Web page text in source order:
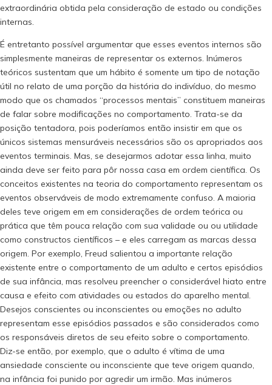
extraordinária obtida pela consideração de estado ou condições
internas.
É entretanto possível argumentar que esses eventos internos são
simplesmente maneiras de representar os externos. Inúmeros
teóricos sustentam que um hábito é somente um tipo de notação
útil no relato de uma porção da história do indivíduo, do mesmo
modo que os chamados “processos mentais” constituem maneiras
de falar sobre modificações no comportamento. Trata-se da
posição tentadora, pois poderíamos então insistir em que os
únicos sistemas mensuráveis necessários são os apropriados aos
eventos terminais. Mas, se desejarmos adotar essa linha, muito
ainda deve ser feito para pôr nossa casa em ordem científica. Os
conceitos existentes na teoria do comportamento representam os
eventos observáveis de modo extremamente confuso. A maioria
deles teve origem em em considerações de ordem teórica ou
prática que têm pouca relação com sua validade ou ou utilidade
como constructos científicos – e eles carregam as marcas dessa
origem. Por exemplo, Freud salientou a importante relação
existente entre o comportamento de um adulto e certos episódios
de sua infância, mas resolveu preencher o considerável hiato entre
causa e efeito com atividades ou estados do aparelho mental.
Desejos conscientes ou inconscientes ou emoções no adulto
representam esse episódios passados e são considerados como
os responsáveis diretos de seu efeito sobre o comportamento.
Diz-se então, por exemplo, que o adulto é vítima de uma
ansiedade consciente ou inconsciente que teve origem quando,
na infância foi punido por agredir um irmão. Mas inúmeros